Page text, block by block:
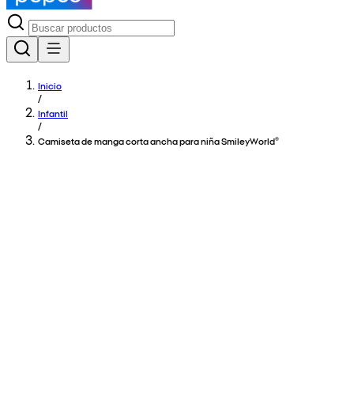
Inicio
/
Infantil
/
Camiseta de manga corta ancha para niña SmileyWorld®